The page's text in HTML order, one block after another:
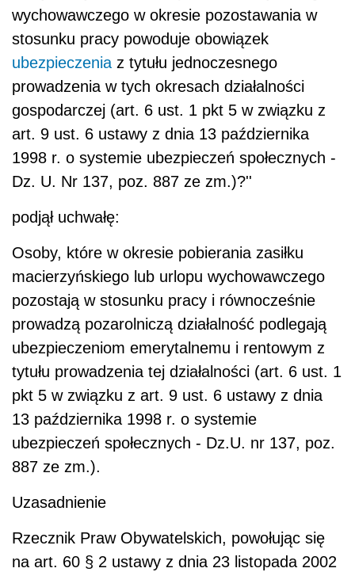
wychowawczego w okresie pozostawania w
stosunku pracy powoduje obowiązek
ubezpieczeniaz tytułu jednoczesnego
prowadzenia w tych okresach działalności
gospodarczej (art. 6 ust. 1 pkt 5 w związku z
art. 9 ust. 6 ustawy z dnia 13 października
1998 r. o systemie ubezpieczeń społecznych -
Dz. U. Nr 137, poz. 887 ze zm.)?''
podjął uchwałę:
Osoby, które w okresie pobierania zasiłku
macierzyńskiego lub urlopu wychowawczego
pozostają w stosunku pracy i równocześnie
prowadzą pozarolniczą działalność podlegają
ubezpieczeniom emerytalnemu i rentowym z
tytułu prowadzenia tej działalności (art. 6 ust. 1
pkt 5 w związku z art. 9 ust. 6 ustawy z dnia
13 października 1998 r. o systemie
ubezpieczeń społecznych - Dz.U. nr 137, poz.
887 ze zm.).
Uzasadnienie
Rzecznik Praw Obywatelskich, powołując się
na art. 60 § 2 ustawy z dnia 23 listopada 2002